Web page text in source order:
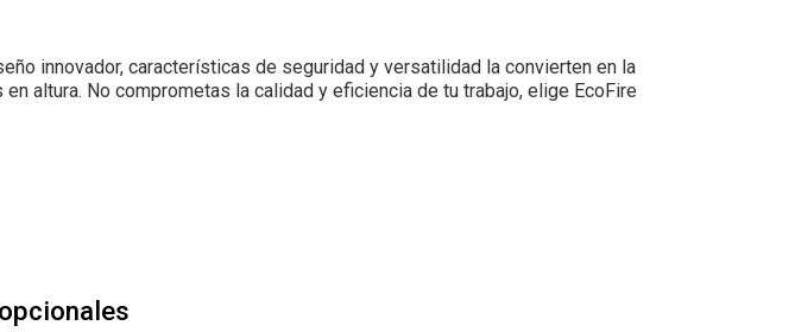
innovador, características de seguridad y versatilidad la convierten en la
altura. No comprometas la calidad y eficiencia de tu trabajo, elige EcoFire